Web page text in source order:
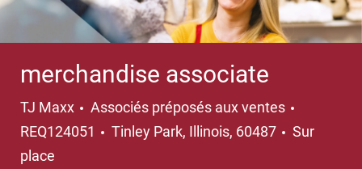
merchandise associate
TJ Maxx Catégorie
Associés préposés aux ventes
REQ124051
Emplacement
Tinley Park, Illinois, 60487
Sur
place